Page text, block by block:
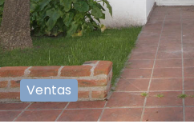
Ventas